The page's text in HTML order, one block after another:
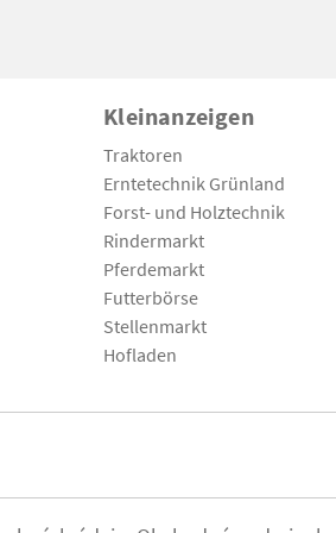
Kleinanzeigen
Traktoren
Erntetechnik Grünland
Forst- und Holztechnik
Rindermarkt
Pferdemarkt
Futterbörse
Stellenmarkt
Hofladen